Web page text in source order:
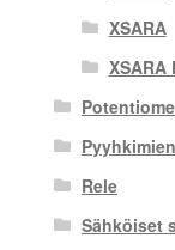
XSARA
XSARA
Rele
Sähköiset